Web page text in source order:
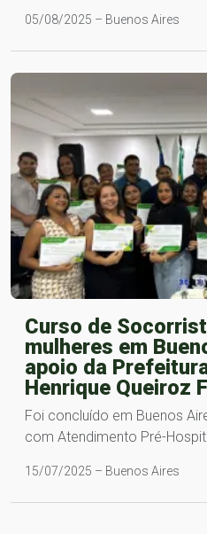
05/08/2025 – Buenos Aires
Curso de
mulheres em
apoio da
Henrique Queiroz
Foi concluído em Buenos
com Atendimento Pré-
15/07/2025 – Buenos Aires